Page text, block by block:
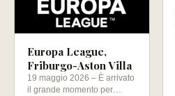
Europa League,
Friburgo-Aston Villa
19 maggio 2026 – È arrivato
il grande momento per